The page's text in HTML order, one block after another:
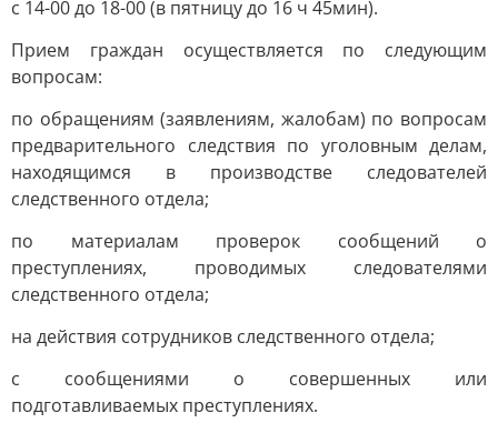
с 14-00 до 18-00 (в пятницу до 16 ч 45мин).
Прием граждан осуществляется по следующим
вопросам:
по обращениям (заявлениям, жалобам) по вопросам
предварительного следствия по уголовным делам,
находящимся в производстве следователей
следственного отдела;
по материалам проверок сообщений о
преступлениях, проводимых следователями
следственного отдела;
на действия сотрудников следственного отдела;
с сообщениями о совершенных или
подготавливаемых преступлениях.